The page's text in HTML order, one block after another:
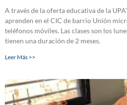
A través de la oferta educativa de la
aprenden en el CIC de barrio Unión
teléfonos móviles. Las clases son los
tienen una duración de 2 meses.
Leer Más >>